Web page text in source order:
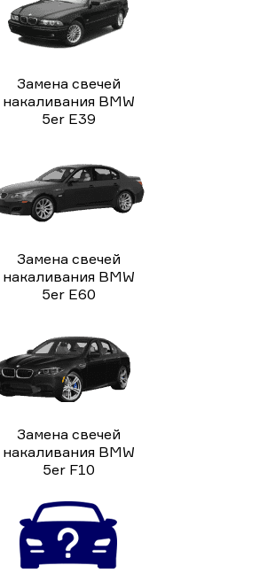
Замена свечей
накаливания BMW
5er E39
Замена свечей
накаливания BMW
5er E60
Замена свечей
накаливания BMW
5er F10